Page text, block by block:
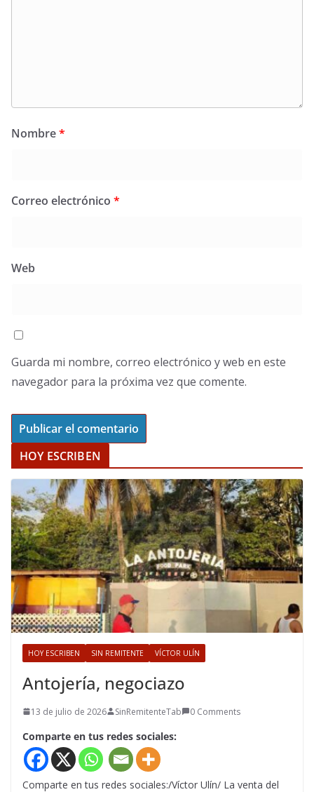
Nombre*
Correo electrónico *
Web
Guarda mi nombre, correo electrónico y web en este
navegador para la próxima vez que comente.
HOY ESCRIBEN
HOY ESCRIBEN SIN REMITENTE VÍCTOR ULÍN
Antojería, negociazo
13 de julio de 2026 SinRemitenteTab 0 Comments
Comparte en tus redes sociales:
Comparte en tus redes sociales:/Víctor Ulín/ La venta del